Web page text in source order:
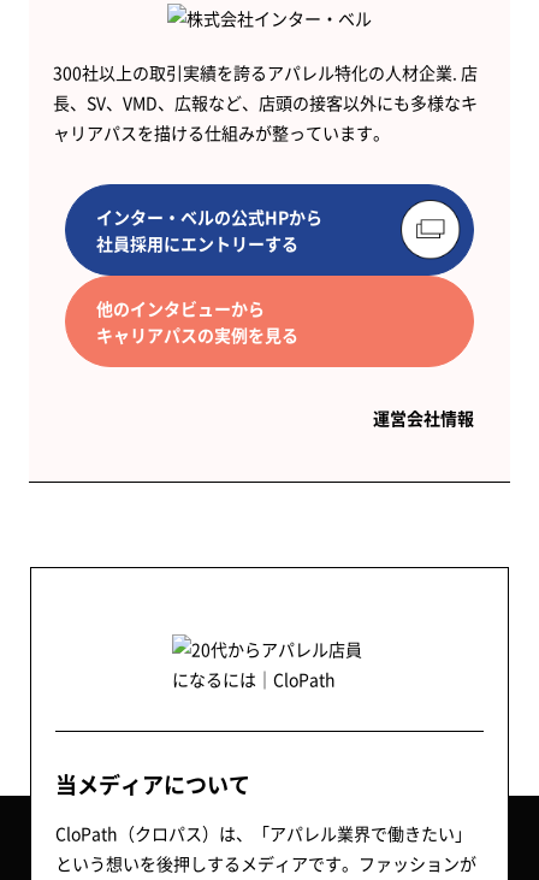
300社以上の取引実績を誇るアパレル特化の人材企業. 店
長、SV、VMD、広報など、店頭の接客以外にも多様なキ
ャリアパスを描ける仕組みが整っています。
インター・ベルの公式HPから
社員採用にエントリーする
他のインタビューから
キャリアパスの実例を見る
運営会社情報
当メディアについて
CloPath（クロパス）は、「アパレル業界で働きたい」
という想いを後押しするメディアです。ファッションが